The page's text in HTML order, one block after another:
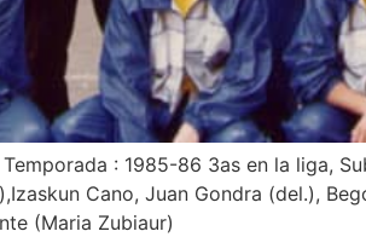
: 1985-86 3as en la liga,
Cano, Juan Gondra (del.),
(Maria Zubiaur)